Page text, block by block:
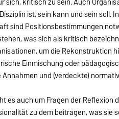
ist, sein kann und sein soll.
sind Positionsbestimmungen
was sich als kritisch
um die
Einmischung oder
und (verdeckte)
es auch um Fragen der
zu dem beitragen, was sie